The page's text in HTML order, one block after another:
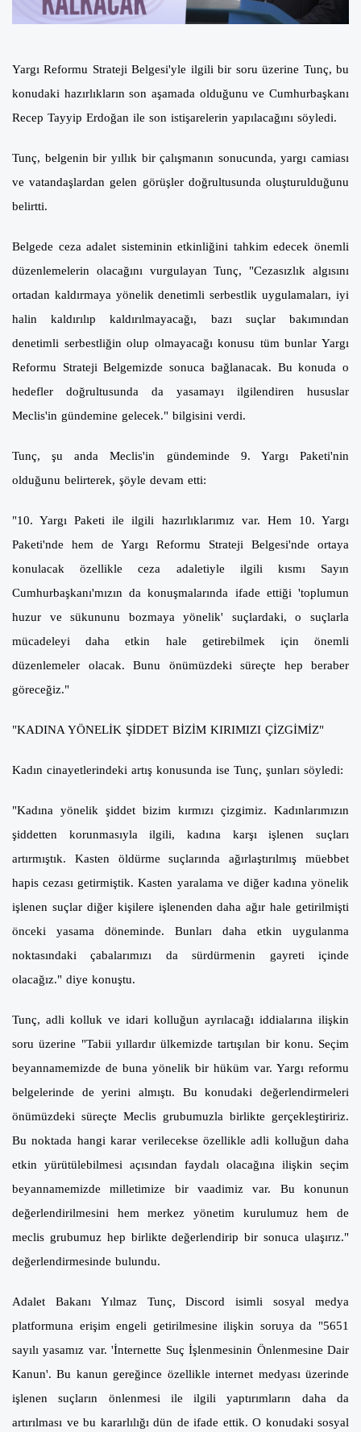
Yargı Reformu Strateji Belgesi'yle ilgili bir soru üzerine Tunç, bu
konudaki hazırlıkların son aşamada olduğunu ve Cumhurbaşkanı
Recep Tayyip Erdoğan ile son istişarelerin yapılacağını söyledi.
Tunç, belgenin bir yıllık bir çalışmanın sonucunda, yargı camiası
ve vatandaşlardan gelen görüşler doğrultusunda oluşturulduğunu
belirtti.
Belgede ceza adalet sisteminin etkinliğini tahkim edecek önemli
düzenlemelerin olacağını vurgulayan Tunç, "Cezasızlık algısını
ortadan kaldırmaya yönelik denetimli serbestlik uygulamaları, iyi
halin kaldırılıp kaldırılmayacağı, bazı suçlar bakımından
denetimli serbestliğin olup olmayacağı konusu tüm bunlar Yargı
Reformu Strateji Belgemizde sonuca bağlanacak. Bu konuda o
hedefler doğrultusunda da yasamayı ilgilendiren hususlar
Meclis'in gündemine gelecek." bilgisini verdi.
Tunç, şu anda Meclis'in gündeminde 9. Yargı Paketi'nin
olduğunu belirterek, şöyle devam etti:
"10. Yargı Paketi ile ilgili hazırlıklarımız var. Hem 10. Yargı
Paketi'nde hem de Yargı Reformu Strateji Belgesi'nde ortaya
konulacak özellikle ceza adaletiyle ilgili kısmı Sayın
Cumhurbaşkanı'mızın da konuşmalarında ifade ettiği 'toplumun
huzur ve sükununu bozmaya yönelik' suçlardaki, o suçlarla
mücadeleyi daha etkin hale getirebilmek için önemli
düzenlemeler olacak. Bunu önümüzdeki süreçte hep beraber
göreceğiz."
"KADINA YÖNELİK ŞİDDET BİZİM KIRIMIZI ÇİZGİMİZ"
Kadın cinayetlerindeki artış konusunda ise Tunç, şunları söyledi:
"Kadına yönelik şiddet bizim kırmızı çizgimiz. Kadınlarımızın
şiddetten korunmasıyla ilgili, kadına karşı işlenen suçları
artırmıştık. Kasten öldürme suçlarında ağırlaştırılmış müebbet
hapis cezası getirmiştik. Kasten yaralama ve diğer kadına yönelik
işlenen suçlar diğer kişilere işlenenden daha ağır hale getirilmişti
önceki yasama döneminde. Bunları daha etkin uygulanma
noktasındaki çabalarımızı da sürdürmenin gayreti içinde
olacağız." diye konuştu.
Tunç, adli kolluk ve idari kolluğun ayrılacağı iddialarına ilişkin
soru üzerine "Tabii yıllardır ülkemizde tartışılan bir konu. Seçim
beyannamemizde de buna yönelik bir hüküm var. Yargı reformu
belgelerinde de yerini almıştı. Bu konudaki değerlendirmeleri
önümüzdeki süreçte Meclis grubumuzla birlikte gerçekleştiririz.
Bu noktada hangi karar verilecekse özellikle adli kolluğun daha
etkin yürütülebilmesi açısından faydalı olacağına ilişkin seçim
beyannamemizde milletimize bir vaadimiz var. Bu konunun
değerlendirilmesini hem merkez yönetim kurulumuz hem de
meclis grubumuz hep birlikte değerlendirip bir sonuca ulaşırız."
değerlendirmesinde bulundu.
Adalet Bakanı Yılmaz Tunç, Discord isimli sosyal medya
platformuna erişim engeli getirilmesine ilişkin soruya da "5651
sayılı yasamız var. 'İnternette Suç İşlenmesinin Önlenmesine Dair
Kanun'. Bu kanun gereğince özellikle internet medyası üzerinde
işlenen suçların önlenmesi ile ilgili yaptırımların daha da
artırılması ve bu kararlılığı dün de ifade ettik. O konudaki sosyal